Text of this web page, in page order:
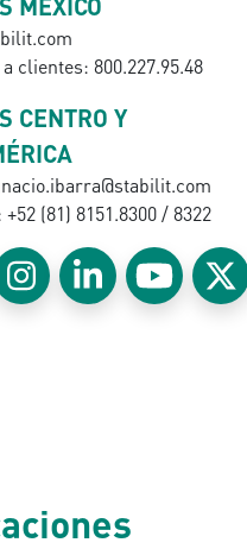
clientes: 800.227.95.48
CENTRO Y
(81) 8151.8300 / 8322